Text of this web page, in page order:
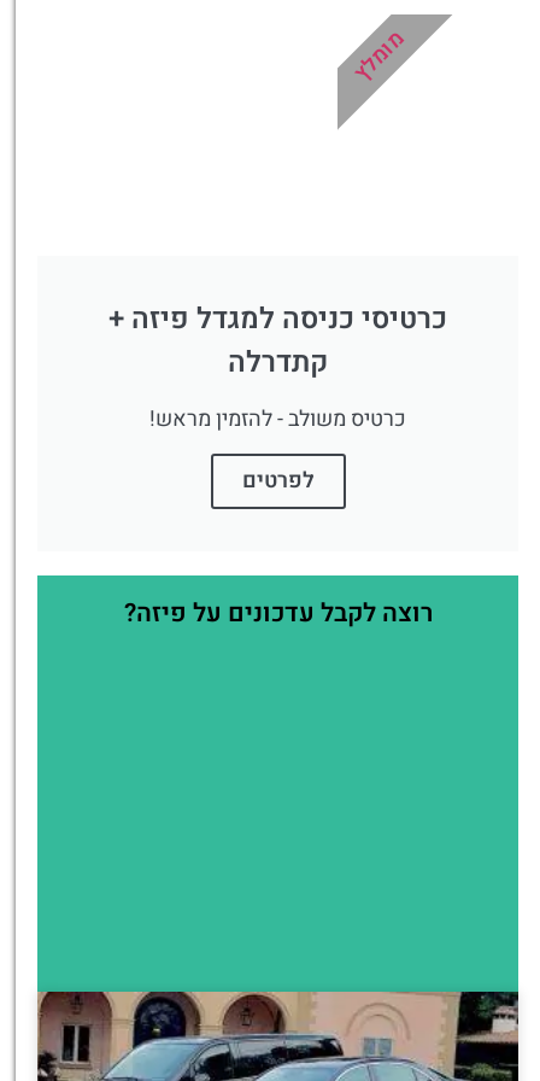
לחצו פה!
כרטיסי כניסה למגדל פיזה +
קתדרלה
כרטיס משולב - להזמין מראש!
לפרטים
מומלץ
רוצה לקבל עדכונים על פיזה?